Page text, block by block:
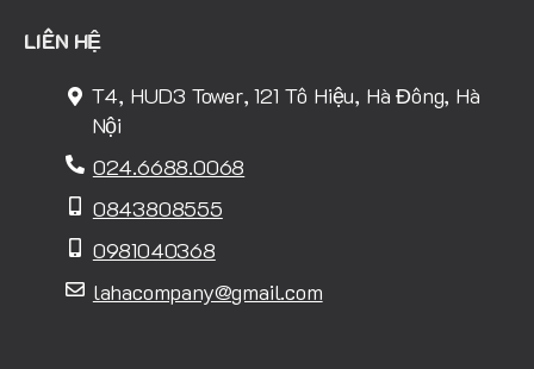
LIÊN HỆ
T4, HUD3 Tower, 121 Tô Hiệu, Hà Đông, Hà
Nội
024.6688.0068
0843808555
0981040368
lahacompany@gmail.com